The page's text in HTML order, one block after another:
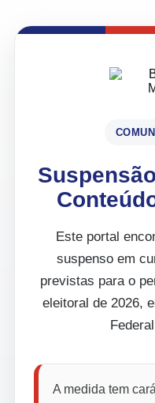
Este portal
suspenso em
previstas para o
eleitoral de 2026,
A medida tem